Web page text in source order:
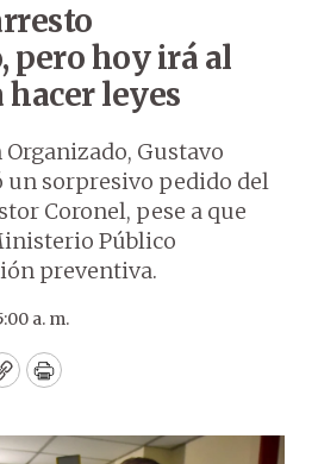
pero hoy irá al
hacer leyes
Gustavo
sorpresivo pedido del
Coronel, pese a que
Público
preventiva.
a. m.
CopyPrint